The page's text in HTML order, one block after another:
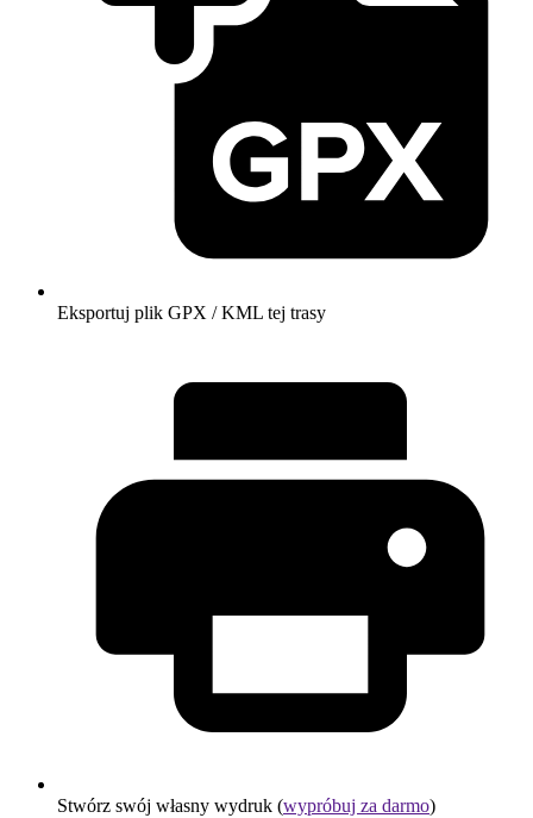
Eksportuj plik GPX / KML tej trasy
Stwórz swój własny wydruk (wypróbuj za darmo)